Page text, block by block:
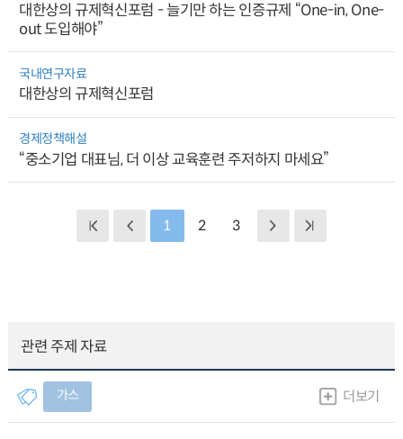
대한상의 규제혁신포럼 - 늘기만 하는 인증규제 “One-in, One-
out 도입해야”
국내연구자료
대한상의 규제혁신포럼
경제정책해설
“중소기업 대표님, 더 이상 교육훈련 주저하지 마세요”
1 2 3
관련 주제 자료
가스 더보기